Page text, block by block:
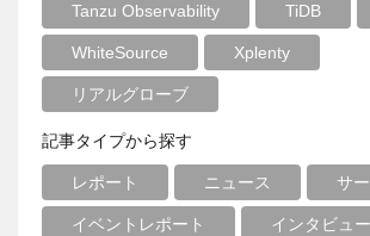
Tanzu Observability TiDB
WhiteSource Xplenty
リアルグローブ
記事タイプから探す
レポート ニュース サ
イベントレポート インタビュー